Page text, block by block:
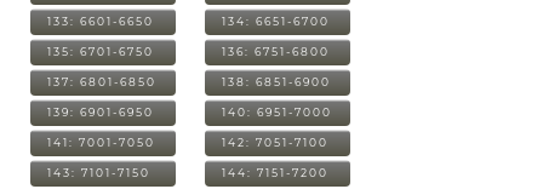
133: 6601-6650 134: 6651-6700
135: 6701-6750 136: 6751-6800
137: 6801-6850 138: 6851-6900
139: 6901-6950 140: 6951-7000
141: 7001-7050 142: 7051-7100
143: 7101-7150 144: 7151-7200